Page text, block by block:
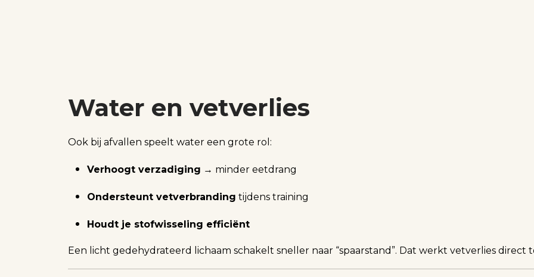
Water en vetverlies
Ook bij afvallen speelt water een grote rol:
Verhoogt verzadiging → minder eetdrang
Ondersteunt vetverbranding tijdens training
Houdt je stofwisseling efficiënt
Een licht gedehydrateerd lichaam schakelt sneller naar “spaarstand”. Dat werkt vetverlies direct